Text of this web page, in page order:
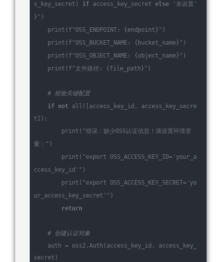
s_key_secret) if access_key_secret else
'未设置'
} " )
print( f "OSS_ENDPOINT: {endpoint} " )
print( f "OSS_BUCKET_NAME: {bucket_name} " )
print( f "OSS_OBJECT_NAME: {object_name} " )
print( f "文件路径: {file_path} " )
# 校验关键配置
if not all([access_key_id, access_key_secre
t]):
print( "错误：缺少OSS认证信息！请设置环境变
量：" )
print( "export OSS_ACCESS_KEY_ID='your_a
ccess_key_id'" )
print( "export OSS_ACCESS_KEY_SECRET='yo
ur_access_key_secret'" )
return
# 创建认证对象
auth = oss2.Auth(access_key_id, access_key_
secret)